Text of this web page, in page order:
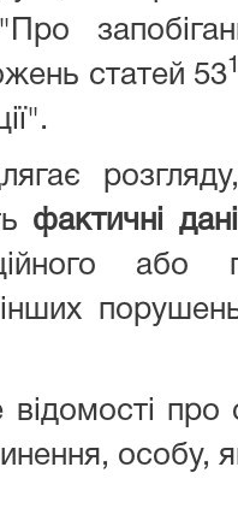
статей 53
фактичні
або
відомості